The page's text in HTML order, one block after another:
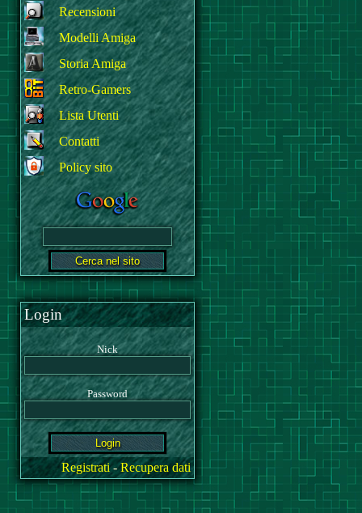
Recensioni
Modelli Amiga
Storia Amiga
Retro-Gamers
Lista Utenti
Contatti
Policy sito
Login
Nick
Password
Registrati-Recupera dati